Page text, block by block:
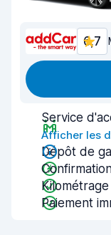
6,7
Service
Afficher les
Dépôt de
Paiement